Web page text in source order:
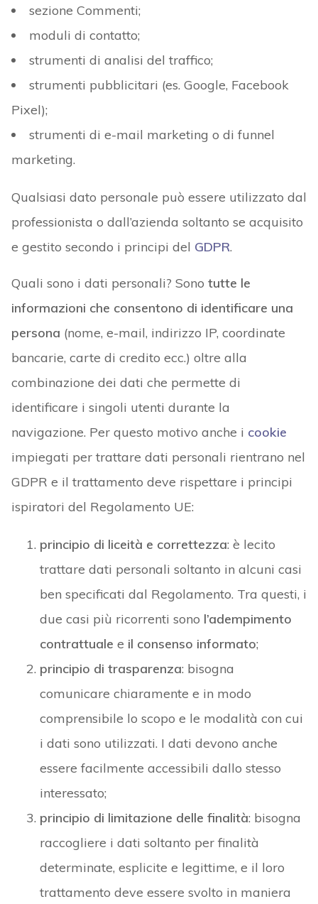
sezione Commenti;
moduli di contatto;
strumenti di analisi del traffico;
strumenti pubblicitari (es. Google, Facebook
Pixel);
strumenti di e-mail marketing o di funnel
marketing.
Qualsiasi dato personale può essere utilizzato dal
professionista o dall’azienda soltanto se acquisito
e gestito secondo i principi del GDPR.
Quali sono i dati personali? Sono tutte le
informazioni che consentono di identificare una
persona (nome, e-mail, indirizzo IP, coordinate
bancarie, carte di credito ecc.) oltre alla
combinazione dei dati che permette di
identificare i singoli utenti durante la
navigazione. Per questo motivo anche i cookie
impiegati per trattare dati personali rientrano nel
GDPR e il trattamento deve rispettare i principi
ispiratori del Regolamento UE:
principio di liceità e correttezza: è lecito
trattare dati personali soltanto in alcuni casi
ben specificati dal Regolamento. Tra questi, i
due casi più ricorrenti sono l’adempimento
contrattuale e il consenso informato;
principio di trasparenza: bisogna
comunicare chiaramente e in modo
comprensibile lo scopo e le modalità con cui
i dati sono utilizzati. I dati devono anche
essere facilmente accessibili dallo stesso
interessato;
principio di limitazione delle finalità: bisogna
raccogliere i dati soltanto per finalità
determinate, esplicite e legittime, e il loro
trattamento deve essere svolto in maniera